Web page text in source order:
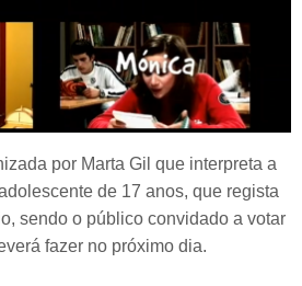
por Marta Gil que interpreta a
de 17 anos, que regista
sendo o público convidado a votar
fazer no próximo dia.